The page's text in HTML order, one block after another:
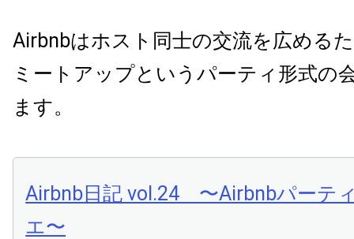
Airbnbはホスト同士の交流を広める
ミートアップというパーティ形式の
ます。
Airbnb日記 vol.24 〜Airbnbパーテ
エ〜